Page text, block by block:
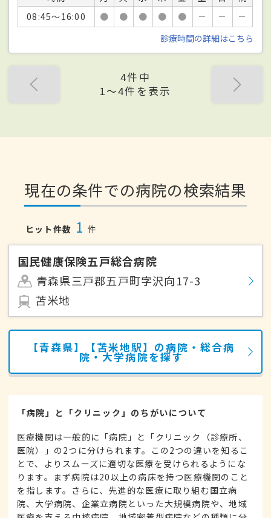
08:45～16:00
● ● ● ● ● － －
－
診療時間の詳細はこちら
4件中
1〜4件を表示
現在の条件での病院の検索結果
ヒット件数 1 件
国民健康保険五戸総合病院
青森県三戸郡五戸町字沢向17-3
苫米地
【青森県】【苫米地駅】の病院・総合病
院・大学病院を探す
「病院」と「クリニック」のちがいについて
医療機関は一般的に「病院」と「クリニック（診療所、
医院）」の2つに分けられます。この2つの違いを知るこ
とで、よりスムーズに適切な医療を受けられるようにな
ります。まず病院は20以上の病床を持つ医療機関のこと
を指します。さらに、先進的な医療に取り組む国立病
院、大学病院、企業立病院といった大規模病院や、地域